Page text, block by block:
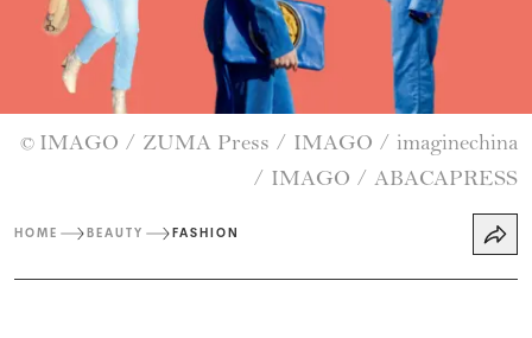
© IMAGO / ZUMA Press / IMAGO / imaginechina
/ IMAGO / ABACAPRESS
HOME BEAUTY FASHION